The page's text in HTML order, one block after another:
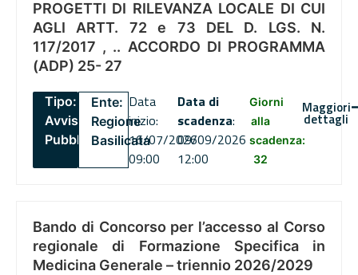
PROGETTI DI RILEVANZA LOCALE DI CUI
AGLI ARTT. 72 e 73 DEL D. LGS. N.
117/2017 , .. ACCORDO DI PROGRAMMA
(ADP) 25- 27
Tipo:
Avviso
Pubblico
Ente:
Regione
Basilicata
Data
inizio:
16/07/2026
09:00
Data di
scadenza:
09/09/2026
12:00
Giorni
alla
scadenza:
32
Maggiori
dettagli
Bando di Concorso per l’accesso al Corso
regionale di Formazione Specifica in
Medicina Generale – triennio 2026/2029